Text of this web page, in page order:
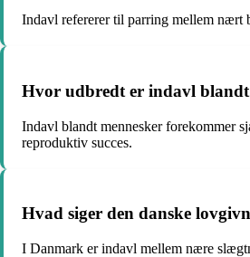
Indavl refererer til parring mellem nært
Hvor udbredt er indavl blandt
Indavl blandt mennesker forekommer
reproduktiv succes.
Hvad siger den danske
I Danmark er indavl mellem nære